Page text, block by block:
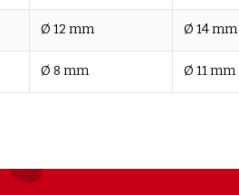
Ø 12 mm Ø 14 mm
Ø 8 mm Ø 11 mm